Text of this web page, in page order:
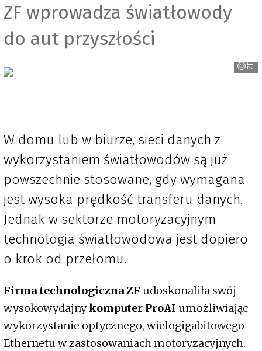
ZF wprowadza światłowody
do aut przyszłości
ZF
W domu lub w biurze, sieci danych z
wykorzystaniem światłowodów są już
powszechnie stosowane, gdy wymagana
jest wysoka prędkość transferu danych.
Jednak w sektorze motoryzacyjnym
technologia światłowodowa jest dopiero
o krok od przełomu.
Firma technologiczna ZF udoskonaliła swój
wysokowydajnykomputer ProAI umożliwiając
wykorzystanie optycznego, wielogigabitowego
Ethernetu w zastosowaniach motoryzacyjnych.